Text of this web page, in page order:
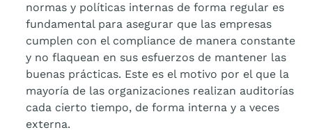
normas y políticas internas de forma regular es
fundamental para asegurar que las empresas
cumplen con el compliance de manera constante
y no flaquean en sus esfuerzos de mantener las
buenas prácticas. Este es el motivo por el que la
mayoría de las organizaciones realizan auditorías
cada cierto tiempo, de forma interna y a veces
externa.